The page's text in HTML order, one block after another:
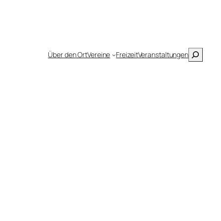
Über den OrtVereine FreizeitVeranstaltungen Suchen